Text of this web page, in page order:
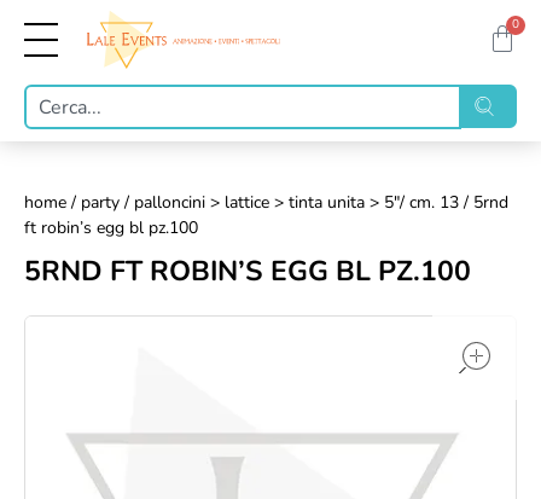
0
home / party / palloncini > lattice > tinta unita > 5"/ cm. 13 / 5rnd
ft robin’s egg bl pz.100
5RND FT ROBIN’S EGG BL PZ.100